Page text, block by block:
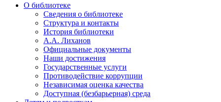
О библиотеке
Сведения о библиотеке
Структура и контакты
История библиотеки
А.А. Лиханов
Официальные документы
Наши достижения
Государственные услуги
Противодействие коррупции
Независимая оценка качества
Доступная (безбарьерная) среда